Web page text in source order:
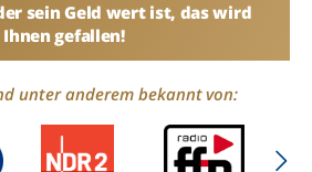
sein Geld wert ist, das wird
Ihnen gefallen!
unter anderem bekannt von: